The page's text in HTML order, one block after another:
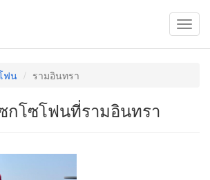
ฟน รามอินทรา
กโซโฟนที่รามอินทรา